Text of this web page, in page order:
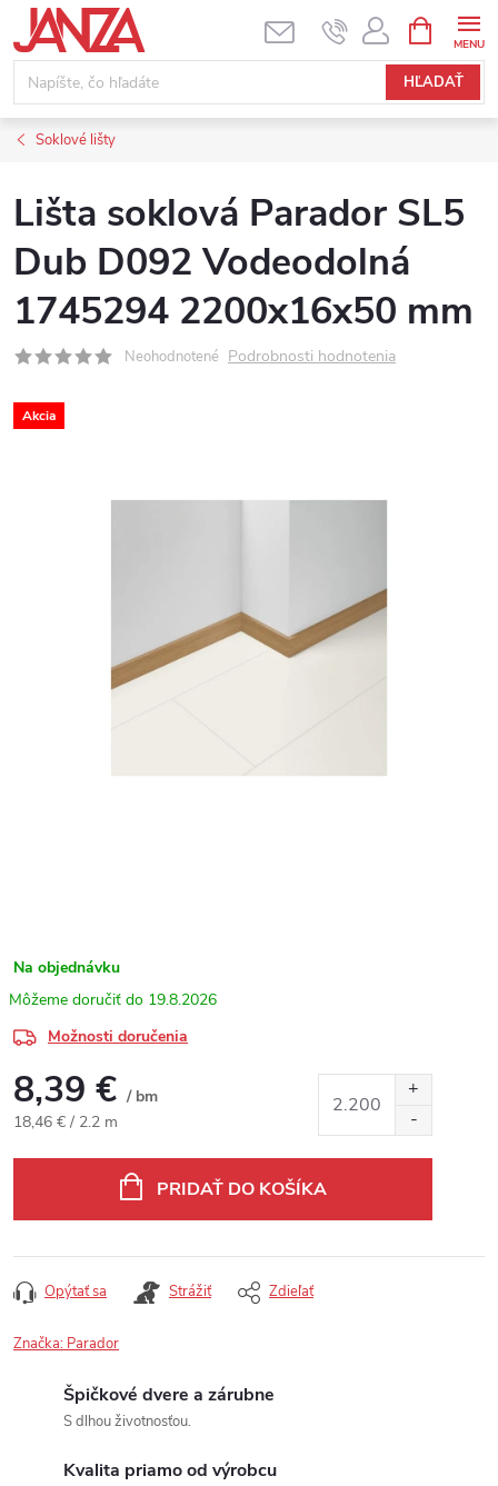
Prejsť na obsah
HĽADAŤ
Soklové lišty
Lišta soklová Parador SL5
Dub D092 Vodeodolná
1745294 2200x16x50 mm
Neohodnotené Podrobnosti hodnotenia
Akcia
Na objednávku
19.8.2026
Možnosti doručenia
8,39 € / bm
Jednotková cena:
18,46 € / 2.2 m
PRIDAŤ DO KOŠÍKA
Opýtať sa Strážiť Zdieľať
Značka: Parador
Špičkové dvere a zárubne
S dlhou životnosťou.
Kvalita priamo od výrobcu